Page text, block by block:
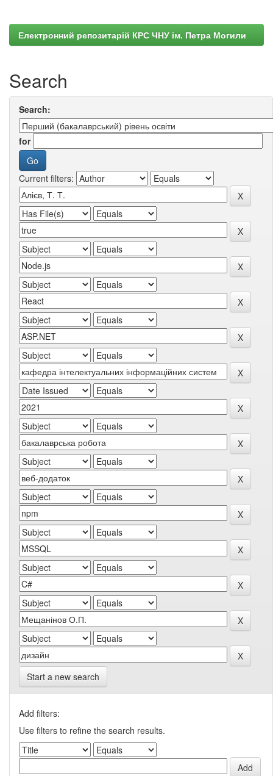
Електронний репозитарій КРС ЧНУ ім. Петра Могили
Search
Search:
for
Current filters:
Start a new search
Add filters:
Use filters to refine the search results.